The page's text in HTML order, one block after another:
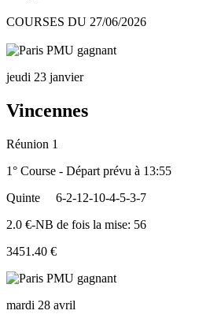
COURSES DU 27/06/2026
jeudi 23 janvier
Vincennes
Réunion 1
1° Course - Départ prévu à 13:55
Quinte
6-2-12-10-4-5-3-7
2.0 €-NB de fois la mise: 56
3451.40 €
mardi 28 avril